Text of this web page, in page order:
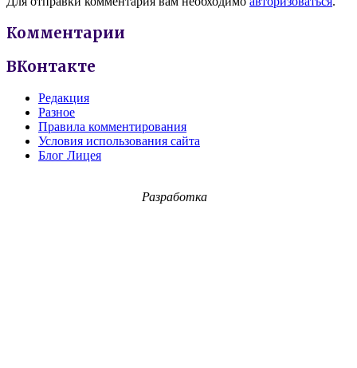
Комментарии
ВКонтакте
Редакция
Разное
Правила комментирования
Условия использования сайта
Блог Лицея
Разработка